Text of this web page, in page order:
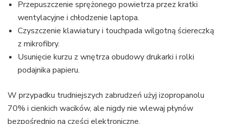
Przepuszczenie sprężonego powietrza przez kratki
wentylacyjne i chłodzenie laptopa.
Czyszczenie klawiatury i touchpada wilgotną ściereczką
z mikrofibry.
Usunięcie kurzu z wnętrza obudowy drukarki i rolki
podajnika papieru.
W przypadku trudniejszych zabrudzeń użyj izopropanolu
70% i cienkich wacików, ale nigdy nie wlewaj płynów
bezpośrednio na części elektroniczne.